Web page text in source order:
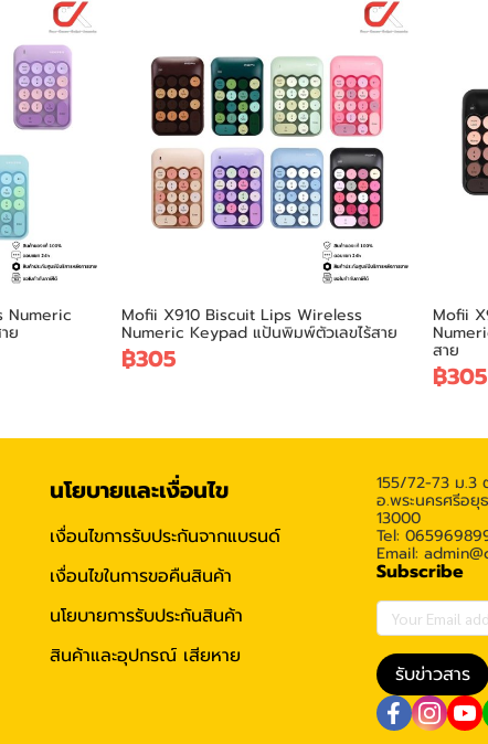
Numeric
ย
Mofii X910 Biscuit Lips Wireless
Numeric Keypad แป้นพิมพ์ตัวเลขไร้สาย
฿305
Mofii
สาย
฿305
นโยบายและเงื่อนไข
เงื่อนไขการรับประกันจากแบรนด์
เงื่อนไขในการขอคืนสินค้า
นโยบายการรับประกันสินค้า
สินค้าและอุปกรณ์ เสียหาย
155/72-73 ม.3
อ.พระนครศรีอยุ
13000
Tel:
Email:
Subscribe
รับข่าวสาร